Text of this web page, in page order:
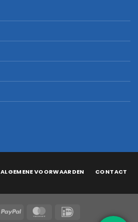
ALGEMENE VOORWAARDEN CONTACT